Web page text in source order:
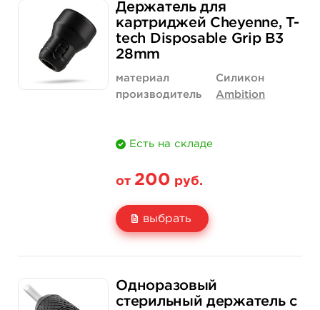
Количество
133 руб.
купить купить
Держатель для
картриджей Cheyenne, T-
tech Disposable Grip B3
28mm
материал
Силикон
производитель
Ambition
Есть на складе
от 200 руб.
выбрать
Цена
Одноразовый
стерильный держатель с